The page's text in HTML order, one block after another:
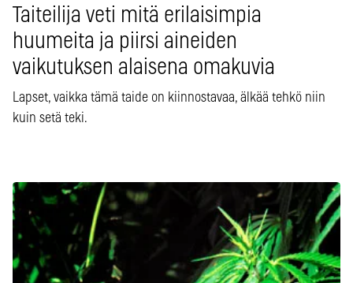
Taiteilija veti mitä erilaisimpia
huumeita ja piirsi aineiden
vaikutuksen alaisena omakuvia
Lapset, vaikka tämä taide on kiinnostavaa, älkää tehkö niin
kuin setä teki.